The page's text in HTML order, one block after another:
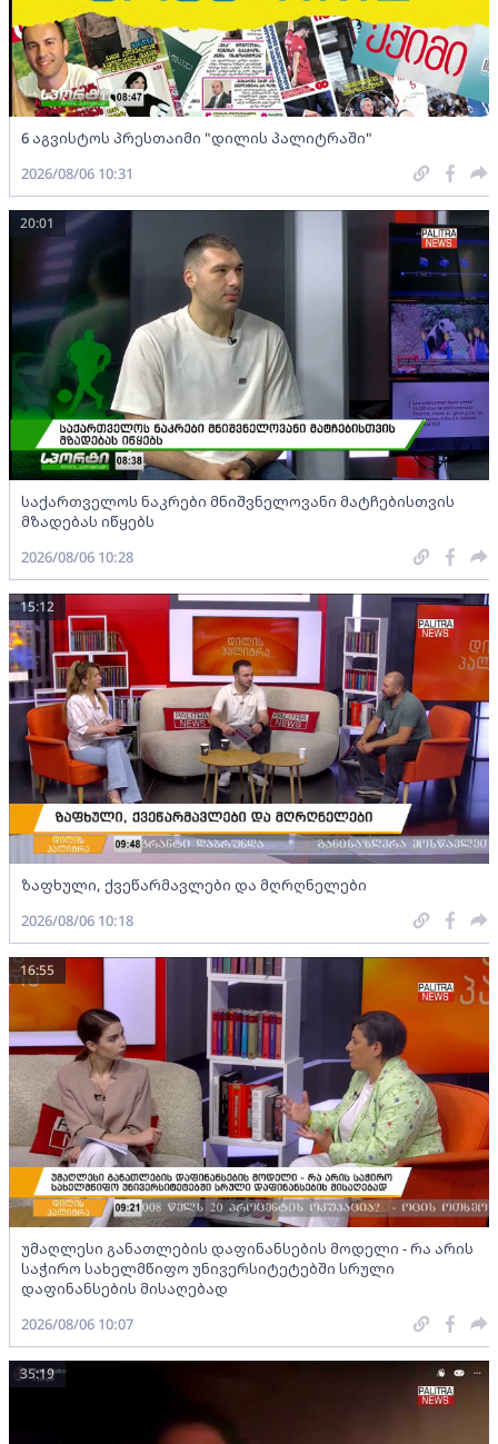
6 აგვისტოს პრესთაიმი "დილის პალიტრაში"
2026/08/06 10:31
საქართველოს ნაკრები მნიშვნელოვანი მატჩებისთვის
მზადებას იწყებს
20:01
2026/08/06 10:28
ზაფხული, ქვეწარმავლები და მღრღნელები
15:12
2026/08/06 10:18
უმაღლესი განათლების დაფინანსების მოდელი - რა არის
საჭირო სახელმწიფო უნივერსიტეტებში სრული
დაფინანსების მისაღებად
16:55
2026/08/06 10:07
35:19